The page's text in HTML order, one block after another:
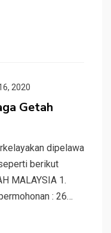
2020
Getah
dipelawa
berikut
MALAYSIA 1.
: 26…